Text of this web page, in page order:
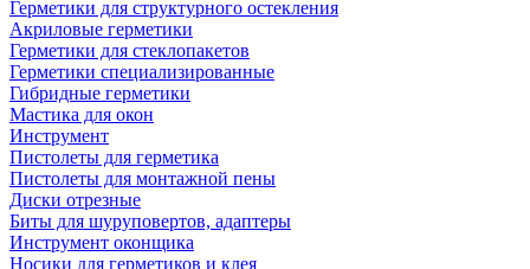
Герметики для структурного остекления
Акриловые герметики
Герметики для стеклопакетов
Герметики специализированные
Гибридные герметики
Мастика для окон
Инструмент
Пистолеты для герметика
Пистолеты для монтажной пены
Диски отрезные
Биты для шуруповертов, адаптеры
Инструмент оконщика
Носики для герметиков и клея